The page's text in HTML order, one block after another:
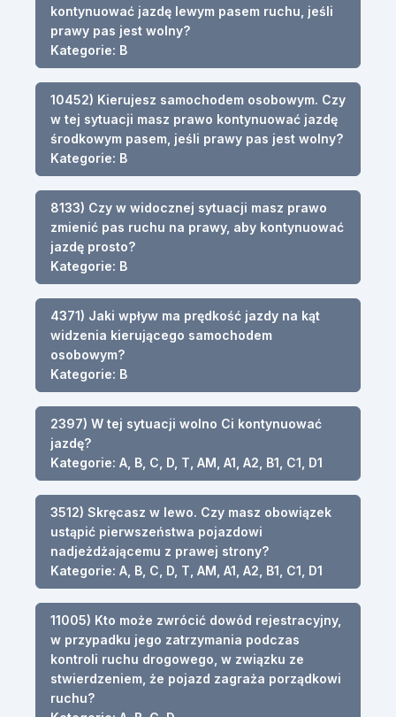
kontynuować jazdę lewym pasem ruchu, jeśli
prawy pas jest wolny?
Kategorie: B
10452) Kierujesz samochodem osobowym. Czy
w tej sytuacji masz prawo kontynuować jazdę
środkowym pasem, jeśli prawy pas jest wolny?
Kategorie: B
8133) Czy w widocznej sytuacji masz prawo
zmienić pas ruchu na prawy, aby kontynuować
jazdę prosto?
Kategorie: B
4371) Jaki wpływ ma prędkość jazdy na kąt
widzenia kierującego samochodem
osobowym?
Kategorie: B
2397) W tej sytuacji wolno Ci kontynuować
jazdę?
Kategorie: A, B, C, D, T, AM, A1, A2, B1, C1, D1
3512) Skręcasz w lewo. Czy masz obowiązek
ustąpić pierwszeństwa pojazdowi
nadjeżdżającemu z prawej strony?
Kategorie: A, B, C, D, T, AM, A1, A2, B1, C1, D1
11005) Kto może zwrócić dowód rejestracyjny,
w przypadku jego zatrzymania podczas
kontroli ruchu drogowego, w związku ze
stwierdzeniem, że pojazd zagraża porządkowi
ruchu?